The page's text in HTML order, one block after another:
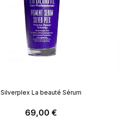
Silverplex La beauté Sérum
69,00 €